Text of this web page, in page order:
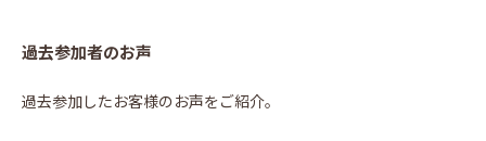
過去参加者のお声
過去参加したお客様のお声をご紹介。